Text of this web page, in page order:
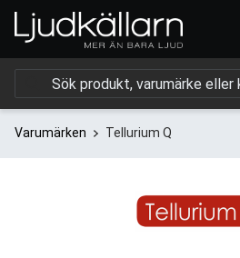
Varumärken Tellurium Q